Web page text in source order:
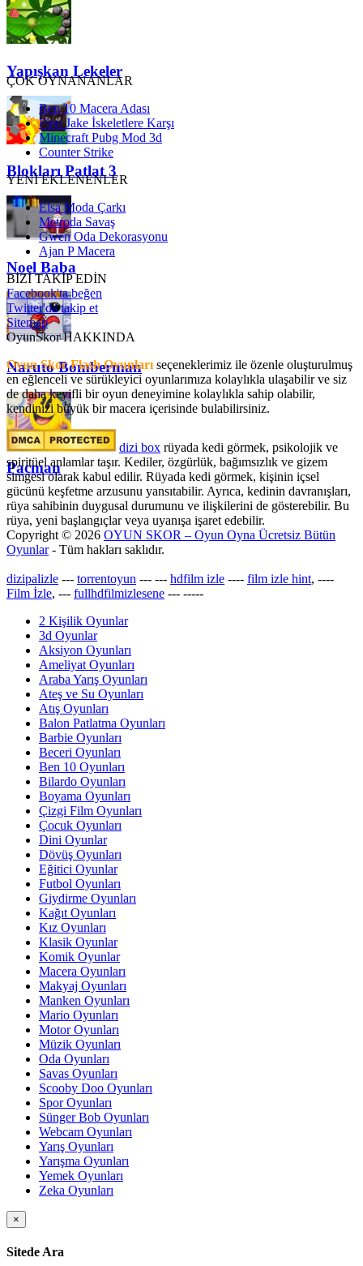
Yapışkan Lekeler
Blokları Patlat 3
Noel Baba
Naruto Bomberman
Pacman
ÇOK OYNANANLAR
Ben 10 Macera Adası
Finn Jake İskeletlere Karşı
Minecraft Pubg Mod 3d
Counter Strike
YENİ EKLENENLER
Elsa Moda Çarkı
Metroda Savaş
Gwen Oda Dekorasyonu
Ajan P Macera
BİZİ TAKİP EDİN
Facebook'ta beğen
Twitter'da takip et
Sitemap
OyunSkor HAKKINDA
Oyun Skor Flash Oyunları seçeneklerimiz ile özenle oluşturulmuş
en eğlenceli ve sürükleyici oyunlarımıza kolaylıkla ulaşabilir ve siz
de daha keyifli bir oyun deneyimine kolaylıkla sahip olabilir,
kendinizi büyük bir macera içerisinde bulabilirsiniz.
dizi box rüyada kedi görmek​, psikolojik ve
spiritüel anlamlar taşır. Kediler, özgürlük, bağımsızlık ve gizem
simgesi olarak kabul edilir. Rüyada kedi görmek, kişinin içsel
gücünü keşfetme arzusunu yansıtabilir. Ayrıca, kedinin davranışları,
rüya sahibinin duygusal durumunu ve ilişkilerini de gösterebilir. Bu
rüya, yeni başlangıçlar veya uyanışa işaret edebilir.
Copyright © 2026 OYUN SKOR – Oyun Oyna Ücretsiz Bütün
Oyunlar- Tüm hakları saklıdır.
dizipalizle --- torrentoyun --- --- hdfilm izle ---- film izle hint, ----
Film İzle, --- fullhdfilmizlesene --- -----
2 Kişilik Oyunlar
3d Oyunlar
Aksiyon Oyunları
Ameliyat Oyunları
Araba Yarış Oyunları
Ateş ve Su Oyunları
Atış Oyunları
Balon Patlatma Oyunları
Barbie Oyunları
Beceri Oyunları
Ben 10 Oyunları
Bilardo Oyunları
Boyama Oyunları
Çizgi Film Oyunları
Çocuk Oyunları
Dini Oyunlar
Dövüş Oyunları
Eğitici Oyunlar
Futbol Oyunları
Giydirme Oyunları
Kağıt Oyunları
Kız Oyunları
Klasik Oyunlar
Komik Oyunlar
Macera Oyunları
Makyaj Oyunları
Manken Oyunları
Mario Oyunları
Motor Oyunları
Müzik Oyunları
Oda Oyunları
Savas Oyunları
Scooby Doo Oyunları
Spor Oyunları
Sünger Bob Oyunları
Webcam Oyunları
Yarış Oyunları
Yarışma Oyunları
Yemek Oyunları
Zeka Oyunları
×
Sitede Ara